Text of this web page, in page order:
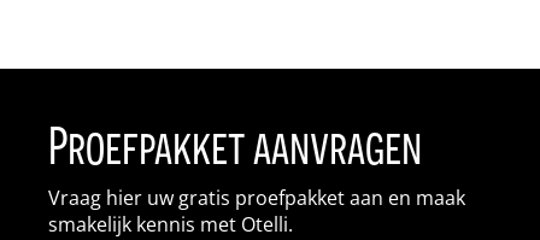
Proefpakket aanvragen
Vraag hier uw gratis proefpakket aan en maak
smakelijk kennis met Otelli.